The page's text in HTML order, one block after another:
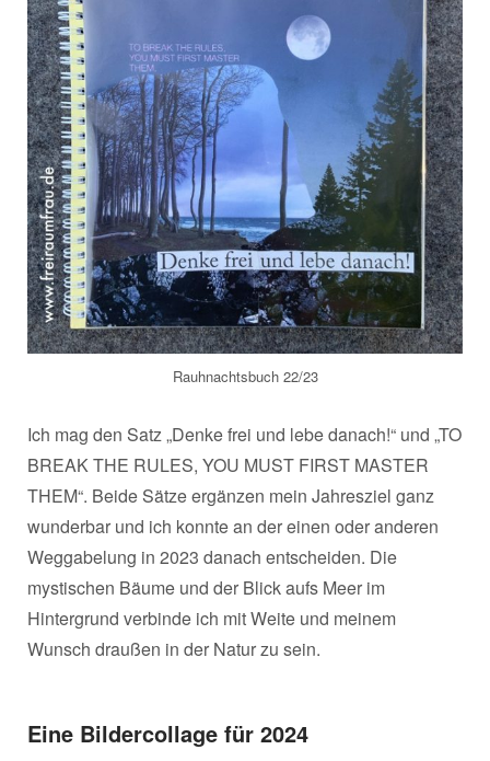
Rauhnachtsbuch 22/23
Ich mag den Satz „Denke frei und lebe danach!“ und „TO
BREAK THE RULES, YOU MUST FIRST MASTER
THEM“. Beide Sätze ergänzen mein Jahresziel ganz
wunderbar und ich konnte an der einen oder anderen
Weggabelung in 2023 danach entscheiden. Die
mystischen Bäume und der Blick aufs Meer im
Hintergrund verbinde ich mit Weite und meinem
Wunsch draußen in der Natur zu sein.
Eine Bildercollage für 2024